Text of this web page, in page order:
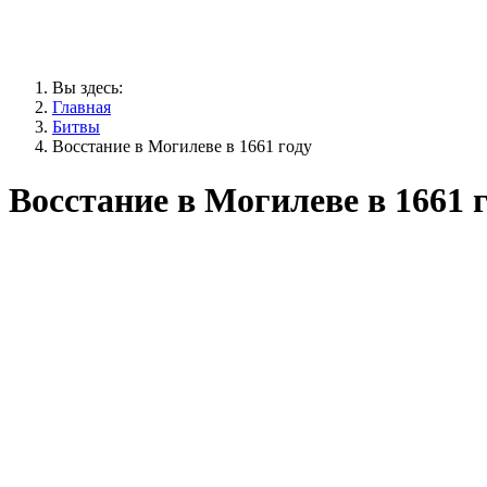
Вы здесь:
Главная
Битвы
Восстание в Могилеве в 1661 году
Восстание в Могилеве в 1661